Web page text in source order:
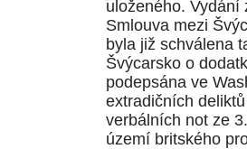
uloženého. Vydání
Smlouva mezi
byla již schválena
Švýcarsko o
podepsána ve
extradičních
verbálních not ze
území britského